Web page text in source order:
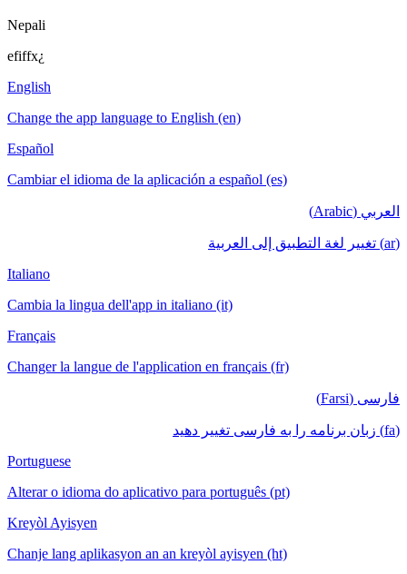
Nepali
efiffx¿
English
Change the app language to English (en)
Español
Cambiar el idioma de la aplicación a español (es)
العربي (Arabic)
(ar) تغيير لغة التطبيق إلى العربية
Italiano
Cambia la lingua dell'app in italiano (it)
Français
Changer la langue de l'application en français (fr)
فارسی (Farsi)
(fa) زبان برنامه را به فارسی تغییر دهید
Portuguese
Alterar o idioma do aplicativo para português (pt)
Kreyòl Ayisyen
Chanje lang aplikasyon an an kreyòl ayisyen (ht)